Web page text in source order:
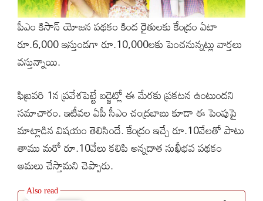
పీఎం కిసాన్ యోజన పథకం కింద రైతులకు కేంద్రం ఏటా
రూ.6,000 ఇస్తుండగా రూ.10,000లకు పెంచనున్నట్లు వార్తలు
వస్తున్నాయి.
ఫిబ్రవరి 1న ప్రవేశపెట్టే బడ్జెట్లో ఈ మేరకు ప్రకటన ఉంటుందని
సమాచారం. ఇటీవల ఏపీ సీఎం చంద్రబాబు కూడా ఈ పెంపుపై
మాట్లాడిన విషయం తెలిసిందే. కేంద్రం ఇచ్చే రూ.10వేలతో పాటు
తాము మరో రూ.10వేలు కలిపి అన్నదాత సుఖీభవ పథకం
అమలు చేస్తామని చెప్పారు.